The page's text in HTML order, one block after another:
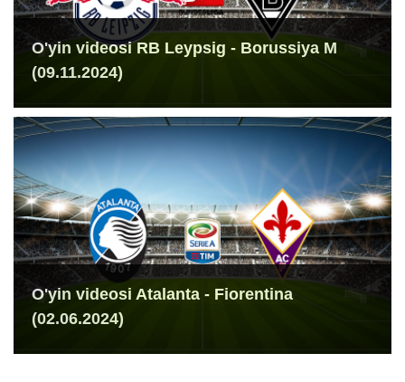
O'yin videosi RB Leypsig - Borussiya M
(09.11.2024)
O'yin videosi Atalanta - Fiorentina
(02.06.2024)